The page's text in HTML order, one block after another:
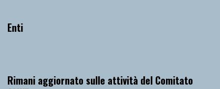
Enti
Rimani aggiornato sulle attività del Comitato